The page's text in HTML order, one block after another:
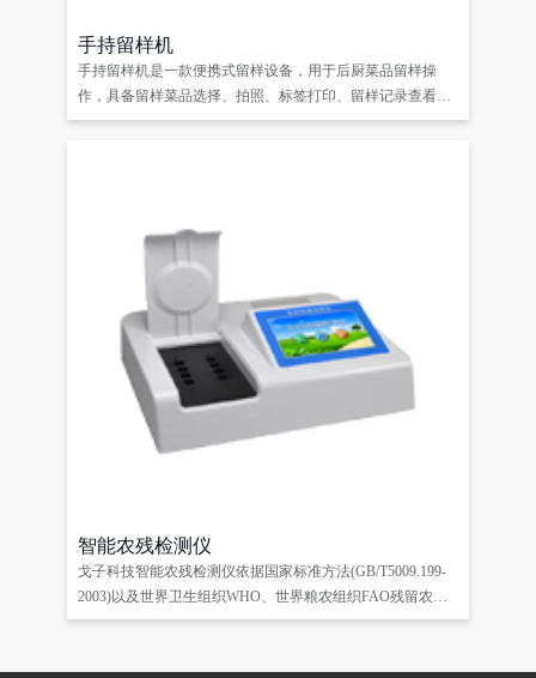
手持留样机
手持留样机是一款便携式留样设备，用于后厨菜品留样操
作，具备留样菜品选择、拍照、标签打印、留样记录查看等
功能，整体操作简易方便。
智能农残检测仪
戈子科技智能农残检测仪依据国家标准方法(GB/T5009.199-
2003)以及世界卫生组织WHO、世界粮农组织FAO残留农药
检测标准、世界环境保护局EPA参照摄入量等要求设计，采
甲酸酯类农药含量进行快速准确的检测。仪器广泛应用于主